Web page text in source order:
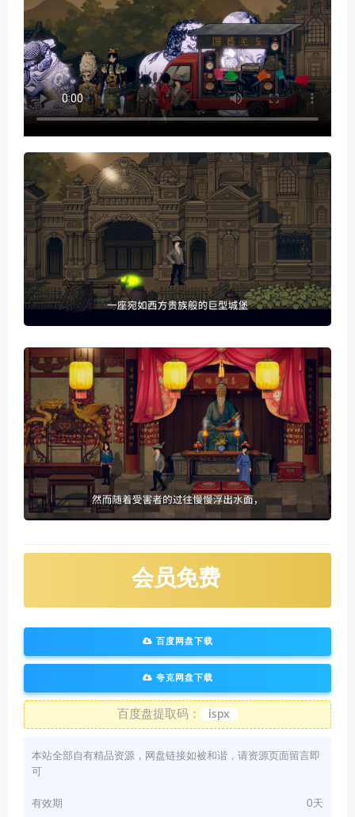
会员免费
百度网盘下载
夸克网盘下载
百度盘提取码： ispx
本站全部自有精品资源，网盘链接如被和谐，请资源页面留言即
可
有效期 0天